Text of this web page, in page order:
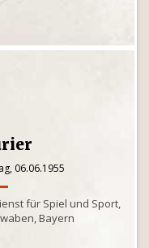
06.06.1955
für Spiel und Sport,
Bayern